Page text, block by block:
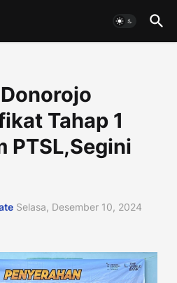
Tahap 1
PTSL,Segini
Selasa, Desember 10, 2024